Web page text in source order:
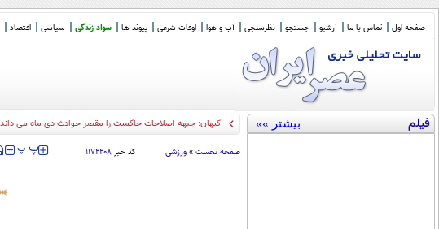
صفحه اول تماس با ما آرشیو جستجو نظرسنجی آب و هوا اوقات شرعی پیوند ها سواد زندگی سیاسی اقتصاد
فیلم بیشتر »» نامه جبهه اصل_
صفحه نخست » ورزشی کد خبر۱۱۷۲۲۰۸ ‍‍‍ پپ